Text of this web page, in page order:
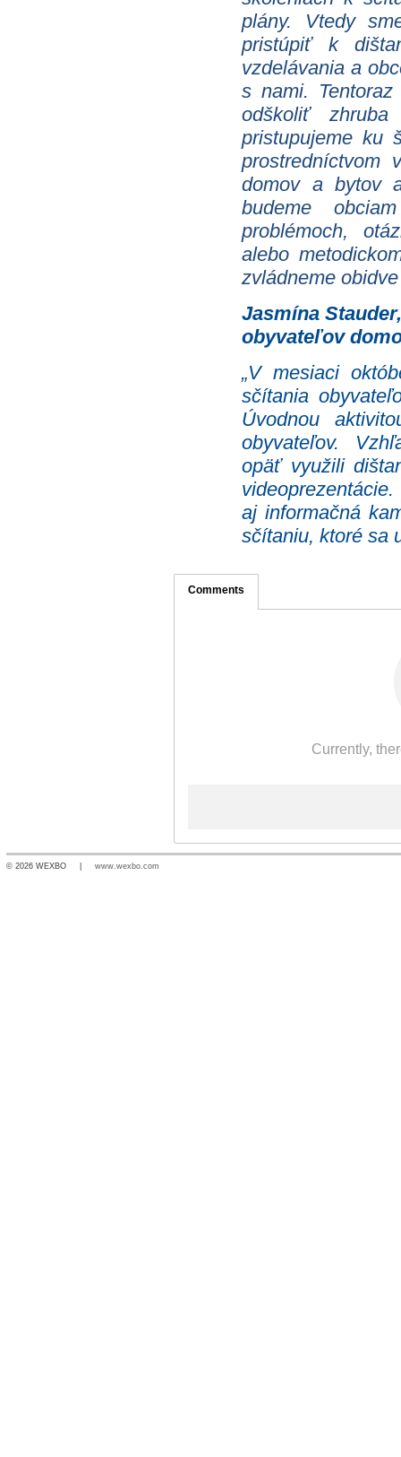
plány. Vtedy
pristúpiť k
vzdelávania a
s nami.
odškoliť
pristupujeme ku
prostredníctvom
domov a bytov
budeme
problémoch,
alebo
zvládneme
Jasmína
obyvateľov
„V mesiaci
sčítania
Úvodnou
obyvateľov.
opäť využili
aj informačná
sčítaniu, ktoré sa
Comments
Currently,
© 2026 WEXBO | www.wexbo.com